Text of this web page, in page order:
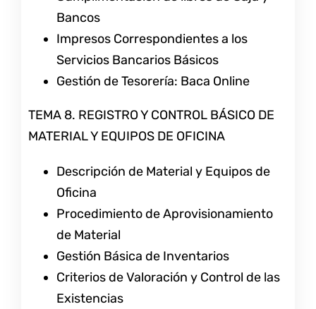
Bancos
Impresos Correspondientes a los
Servicios Bancarios Básicos
Gestión de Tesorería: Baca Online
TEMA 8. REGISTRO Y CONTROL BÁSICO DE
MATERIAL Y EQUIPOS DE OFICINA
Descripción de Material y Equipos de
Oficina
Procedimiento de Aprovisionamiento
de Material
Gestión Básica de Inventarios
Criterios de Valoración y Control de las
Existencias